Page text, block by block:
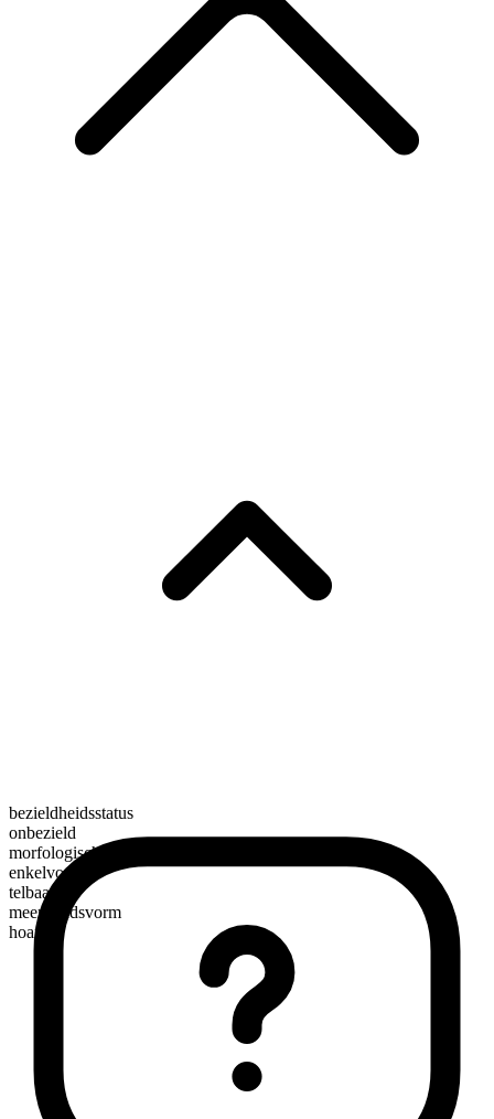
bezieldheidsstatus
onbezield
morfologische samenstelling
enkelvoudig
telbaar
meervoudsvorm
hoards